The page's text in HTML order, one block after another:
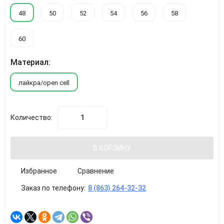
48 50 52 54 56 58
60
Материал:
лайкра/open cell
Количество:
В КОРЗИНУ
Избранное Сравнение
Заказ по телефону: 8 (863) 264-32-32